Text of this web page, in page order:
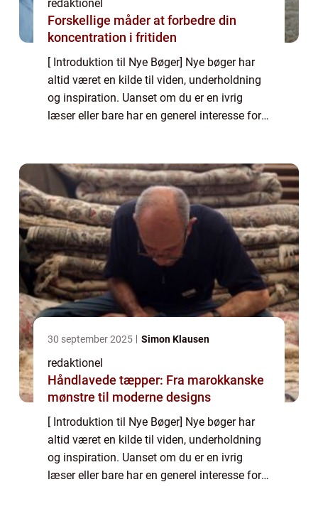
redaktionel
Forskellige måder at forbedre din
koncentration i fritiden
[ Introduktion til Nye Bøger] Nye bøger har
altid været en kilde til viden, underholdning
og inspiration. Uanset om du er en ivrig
læser eller bare har en generel interesse for
30 september 2025 Simon Klausen
redaktionel
Håndlavede tæpper: Fra marokkanske
mønstre til moderne designs
[ Introduktion til Nye Bøger] Nye bøger har
altid været en kilde til viden, underholdning
og inspiration. Uanset om du er en ivrig
læser eller bare har en generel interesse for